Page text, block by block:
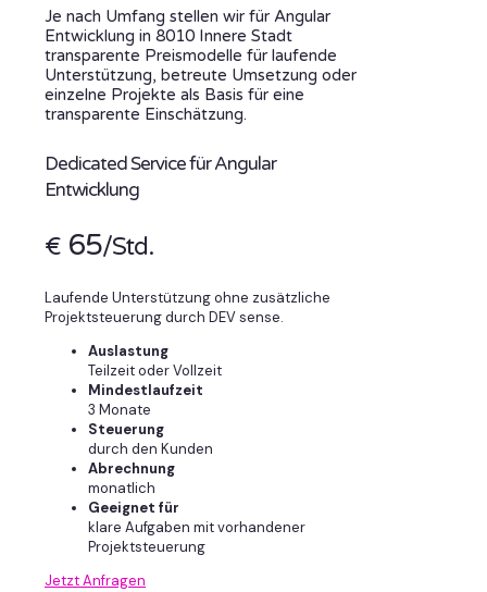
Je nach Umfang stellen wir für Angular
Entwicklung in 8010 Innere Stadt
transparente Preismodelle für laufende
Unterstützung, betreute Umsetzung oder
einzelne Projekte als Basis für eine
transparente Einschätzung.
Dedicated Service für Angular
Entwicklung
€ 65/Std.
Laufende Unterstützung ohne zusätzliche
Projektsteuerung durch DEV sense.
Auslastung
Teilzeit oder Vollzeit
Mindestlaufzeit
3 Monate
Steuerung
durch den Kunden
Abrechnung
monatlich
Geeignet für
klare Aufgaben mit vorhandener
Projektsteuerung
Jetzt Anfragen